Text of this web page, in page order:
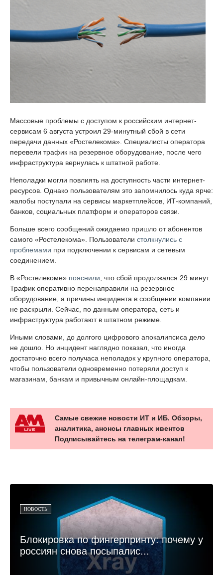
Массовые проблемы с доступом к российским интернет-
сервисам 6 августа устроил 29-минутный сбой в сети
передачи данных «Ростелекома». Специалисты оператора
перевели трафик на резервное оборудование, после чего
инфраструктура вернулась к штатной работе.
Неполадки могли повлиять на доступность части интернет-
ресурсов. Однако пользователям это запомнилось куда ярче:
жалобы поступали на сервисы маркетплейсов, ИТ-компаний,
банков, социальных платформ и операторов связи.
Больше всего сообщений ожидаемо пришло от абонентов
самого «Ростелекома». Пользователи столкнулись с
проблемами при подключении к сервисам и сетевым
соединением.
В «Ростелекоме» пояснили , что сбой продолжался 29 минут.
Трафик оперативно перенаправили на резервное
оборудование, а причины инцидента в сообщении компании
не раскрыли. Сейчас, по данным оператора, сеть и
инфраструктура работают в штатном режиме.
Иными словами, до долгого цифрового апокалипсиса дело
не дошло. Но инцидент наглядно показал, что иногда
достаточно всего получаса неполадок у крупного оператора,
чтобы пользователи одновременно потеряли доступ к
магазинам, банкам и привычным онлайн-площадкам.
Самые свежие новости ИТ и ИБ. Обзоры,
аналитика, анонсы главных ивентов
Подписывайтесь на телеграм-канал!
НОВОСТЬ
Блокировка по фингерпринту: почему у
россиян снова посыпалис...